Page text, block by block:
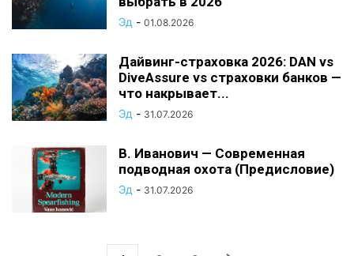
Эд - 01.08.2026
Дайвинг-страховка 2026: DAN vs
DiveAssure vs страховки банков —
что накрывает...
Эд - 31.07.2026
В. Иванович — Современная
подводная охота (Предисловие)
Эд - 31.07.2026